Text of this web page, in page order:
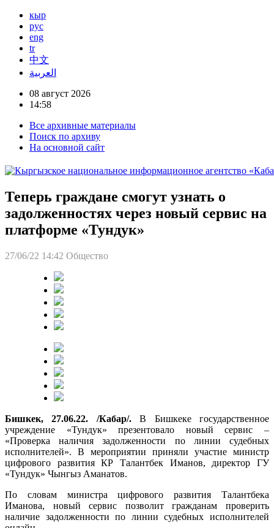
кыр
рус
eng
tr
中文
العربية
08 август 2026
14:58
Все архивные материалы
Поиск по архиву
На основной сайт
Теперь граждане смогут узнать о
задолженностях через новый сервис на
платформе «Тундук»
27/06/22 14:42 Общество
Бишкек, 27.06.22. /Кабар/.В Бишкеке государственное
учреждение «Тундук» презентовало новый сервис –
«Проверка наличия задолженности по линии судебных
исполнителей». В мероприятии приняли участие министр
цифрового развития КР Талантбек Иманов, директор ГУ
«Тундук» Чынгыз Аманатов.
По словам министра цифрового развития Талантбека
Иманова, новый сервис позволит гражданам проверить
наличие задолженности по линии судебных исполнителей